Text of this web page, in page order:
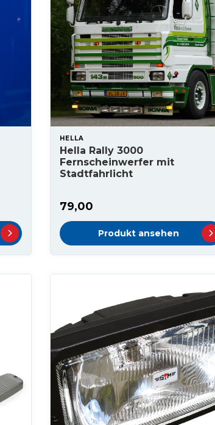
HELLA
Hella Rally 3000
Fernscheinwerfer mit
Stadtfahrlicht
79,00
Produkt ansehen